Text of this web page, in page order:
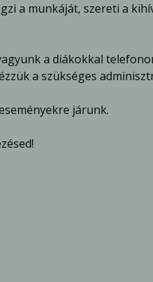
a munkáját, szereti a
a diákokkal
a szükséges
járunk.